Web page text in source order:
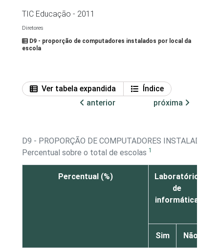
TIC Educação - 2011
Diretores
D9 - proporção de computadores instalados por local da
escola
Ver tabela expandida
Índice
anterior
próxima
D9 - PROPORÇÃO DE COMPUTADORES INSTALADOS
Percentual sobre o total de escolas 1
Percentual (%)
Laboratório
de
informática
Sim Não